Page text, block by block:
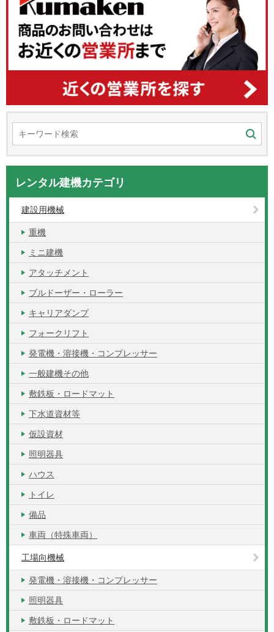
レンタル建機カテゴリ
建設用機械
重機
ミニ建機
アタッチメント
ブルドーザー・ローラー
キャリアダンプ
フォークリフト
発電機・溶接機・コンプレッサー
一般建機その他
敷鉄板・ロードマット
下水道資材等
仮設資材
照明器具
ハウス
トイレ
備品
車両（特殊車両）
工場向機械
発電機・溶接機・コンプレッサー
照明器具
敷鉄板・ロードマット